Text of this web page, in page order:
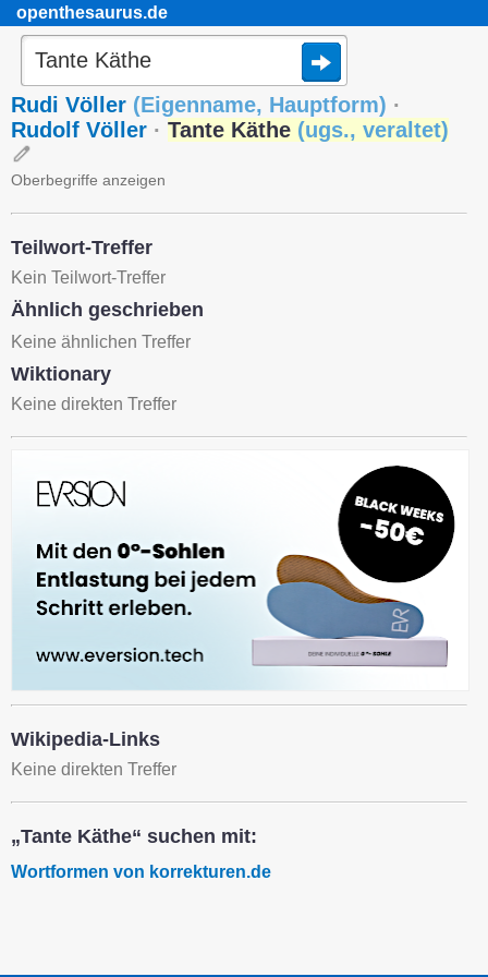
openthesaurus.de
Rudi Völler (Eigenname, Hauptform) ·
Rudolf Völler · Tante Käthe (ugs., veraltet)
Oberbegriffe anzeigen
Teilwort-Treffer
Kein Teilwort-Treffer
Ähnlich geschrieben
Keine ähnlichen Treffer
Wiktionary
Keine direkten Treffer
Wikipedia-Links
Keine direkten Treffer
„Tante Käthe“ suchen mit:
Wortformen von korrekturen.de